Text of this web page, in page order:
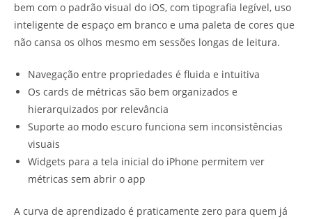
bem com o padrão visual do iOS, com tipografia legível, uso
inteligente de espaço em branco e uma paleta de cores que
não cansa os olhos mesmo em sessões longas de leitura.
Navegação entre propriedades é fluida e intuitiva
Os cards de métricas são bem organizados e
hierarquizados por relevância
Suporte ao modo escuro funciona sem inconsistências
visuais
Widgets para a tela inicial do iPhone permitem ver
métricas sem abrir o app
A curva de aprendizado é praticamente zero para quem já